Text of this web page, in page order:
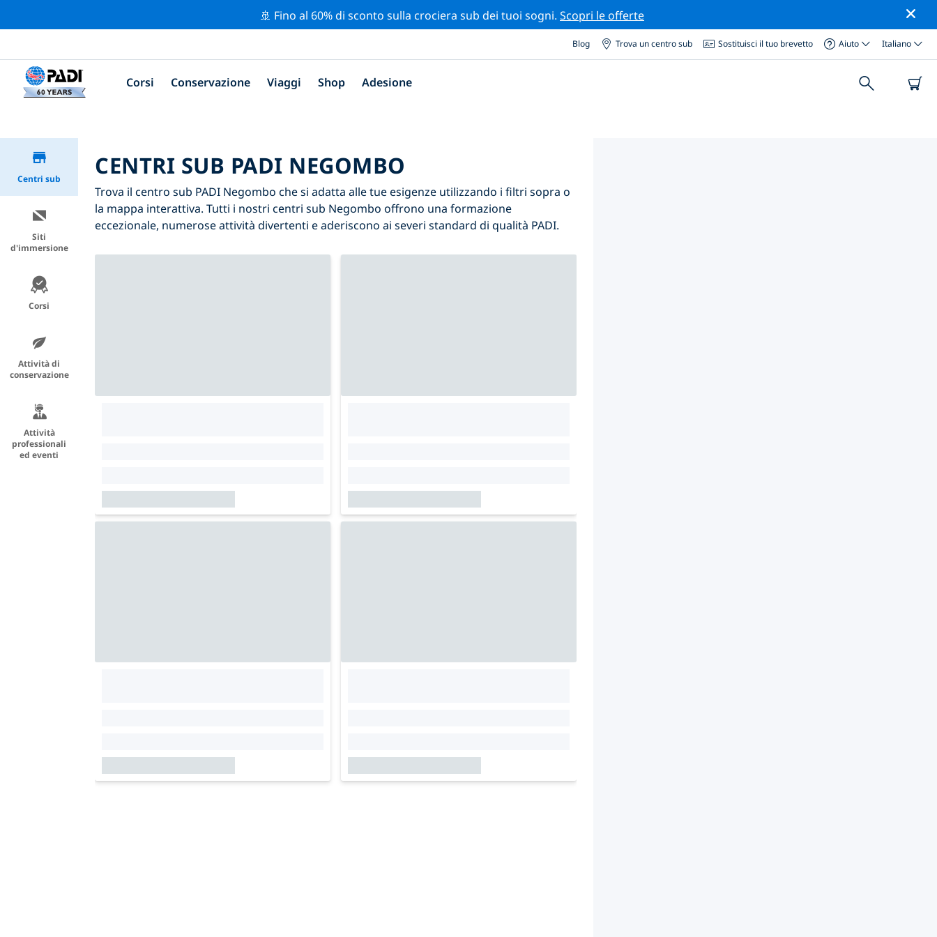
🚢 Fino al 60% di sconto sulla crociera sub dei tuoi sogni. Scopri le offerte
Blog Trova un centro sub Sostituisci il tuo brevetto Aiuto Italiano
Corsi Conservazione Viaggi Shop Adesione
Centri sub
Siti
d'immersione
Corsi
Attività di
conservazione
Attività
professionali
ed eventi
CENTRI SUB PADI NEGOMBO
Trova il centro sub PADI Negombo che si adatta alle tue esigenze utilizzando i filtri sopra o
la mappa interattiva. Tutti i nostri centri sub Negombo offrono una formazione
eccezionale, numerose attività divertenti e aderiscono ai severi standard di qualità PADI.